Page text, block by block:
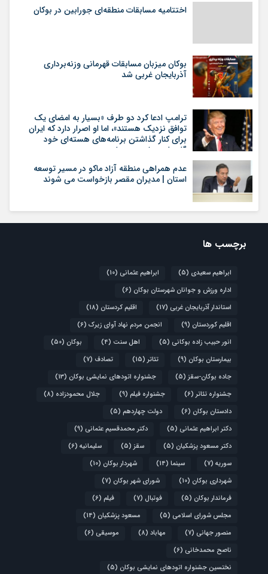
اختتامیه مسابقات منطقه‌ای جورابین در بوکان
بوکان میزبان مسابقات قهرمانی وزنه‌برداری
آذربایجان غربی شد
ترامپ ادعا کرد دو طرف «بسیار به امضای یک
توافق نزدیک هستند»، اما او اصرار دارد که ایران
برای کنار گذاشتن برنامه‌های هسته‌ای خود
گام‌های بیشتری بردارد
عدم همراهی منطقه آزاد ماکو در مسیر توسعه
استان | مدیران مقصر بازخواست می شوند
برچسب ها
ابراهیم سعیدی (5) ابراهیم عثمانی (10)
اداره ورزش و جوانان شهرستان بوکان (6)
استاندار آذربایجان غربی (17) اقلیم کردستان (18)
اقلیم کوردستان (9) انجمن مردم نهاد آوای زیرک (6)
انور حبیب زاده بوکانی (5) اهل سنت (4) بوکان (50)
بیمارستان بوکان (9) تئاتر (15) تصادف (7)
جاده بوکان-سقز (5) جشنواره اتودهای نمایشی بوکان (13)
جشنواره تئاتر (6) جشنواره فیلم (9) جلال محمودزاده (8)
دادستان بوکان (6) دولت چهاردهم (5)
دکتر ابراهیم عثمانی (5) دکتر محمدقسیم عثمانی (9)
دکتر مسعود پزشکیان (5) سقز (5) سلیمانیه (6)
سوریه (7) سینما (14) شهردار بوکان (10)
شهرداری بوکان (10) شورای شهر بوکان (7)
فرماندار بوکان (5) فوتبال (7) فیلم (6)
مجلس شورای اسلامی (5) مسعود پزشکیان (14)
منصور جهانی (7) مهاباد (8) موسیقی (6)
ناصح محمدخانی (6)
نختسین جشنواره اتودهای نمایشی بوکان (5)